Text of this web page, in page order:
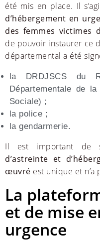
été mis en place. Il
d’hébergement en
des femmes victimes
de pouvoir instaurer ce
départemental a été
la DRDJSCS du
Départementale de
Sociale) ;
la police ;
la gendarmerie.
Il est important de
d’astreinte et
œuvré est unique et n’a
La
et de mise
urgence